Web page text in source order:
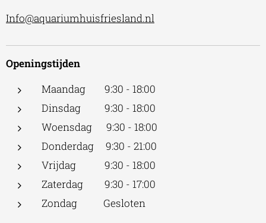
Info@aquariumhuisfriesland.nl
Openingstijden
Maandag 9:30 - 18:00
Dinsdag 9:30 - 18:00
Woensdag 9:30 - 18:00
Donderdag 9:30 - 21:00
Vrijdag 9:30 - 18:00
Zaterdag 9:30 - 17:00
Zondag Gesloten